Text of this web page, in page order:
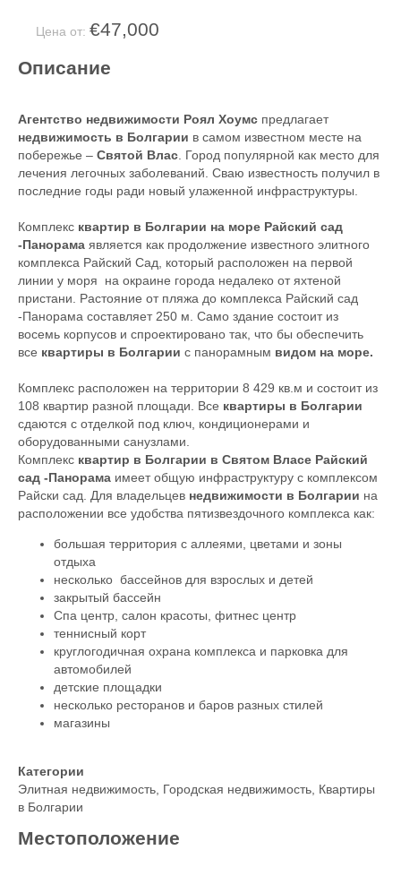
Цена от: €47,000
Описание
Агентство недвижимости Роял Хоумс предлагает
недвижимость в Болгарии в самом известном месте на
побережье – Святой Влас. Город популярной как место для
лечения легочных заболеваний. Сваю известность получил в
последние годы ради новый улаженной инфраструктуры.
Комплекс квартир в Болгарии на море Райский сад
-Панорама является как продолжение известного элитного
комплекса Райский Сад, который расположен на первой
линии у моря на окраине города недалеко от яхтеной
пристани. Растояние от пляжа до комплекса Райский сад
-Панорама составляет 250 м. Само здание состоит из
восемь корпусов и спроектировано так, что бы обеспечить
все квартиры в Болгарии с панорамным видом на море.
Комплекс расположен на территории 8 429 кв.м и состоит из
108 квартир разной площади. Все квартиры в Болгарии
сдаются с отделкой под ключ, кондиционерами и
оборудованными санузлами.
Комплекс квартир в Болгарии в Святом Власе Райский
сад -Панорама имеет общую инфраструктуру с комплексом
Райски сад. Для владельцев недвижимости в Болгарии на
расположении все удобства пятизвездочного комплекса как:
большая территория с аллеями, цветами и зоны
отдыха
несколько бассейнов для взрослых и детей
закрытый бассейн
Спа центр, салон красоты, фитнес центр
теннисный корт
круглогодичная охрана комплекса и парковка для
автомобилей
детские площадки
несколько ресторанов и баров разных стилей
магазины
Категории
Элитная недвижимость, Городская недвижимость, Квартиры
в Болгарии
Местоположение